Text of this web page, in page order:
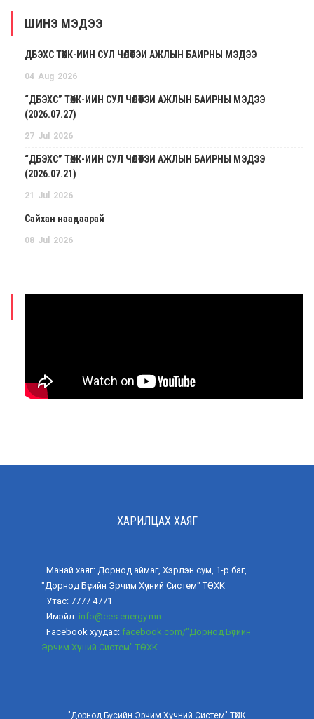
ШИНЭ МЭДЭЭ
ДБЭХС ТӨХК-ИЙН СУЛ ЧӨЛӨӨТЭЙ АЖЛЫН БАЙРНЫ МЭДЭЭ
04 Aug 2026
“ДБЭХС” ТӨХК-ИЙН СУЛ ЧӨЛӨӨТЭЙ АЖЛЫН БАЙРНЫ МЭДЭЭ
(2026.07.27)
27 Jul 2026
“ДБЭХС” ТӨХК-ИЙН СУЛ ЧӨЛӨӨТЭЙ АЖЛЫН БАЙРНЫ МЭДЭЭ
(2026.07.21)
21 Jul 2026
Сайхан наадаарай
08 Jul 2026
ХАРИЛЦАХ ХАЯГ
Манай хаяг: Дорнод аймаг, Хэрлэн сум, 1-р баг,
"Дорнод Бүсийн Эрчим Хүчний Систем" ТӨХК
Утас: 7777 4771
Имэйл: info@ees.energy.mn
Facebook хуудас: facebook.com/"Дорнод Бүсийн
Эрчим Хүчний Систем" ТӨХК
"Дорнод Бүсийн Эрчим Хүчний Систем" ТӨХК